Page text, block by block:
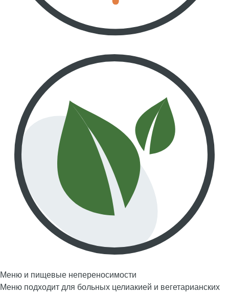
Меню и пищевые непереносимости
Меню подходит для больных целиакией и вегетарианских